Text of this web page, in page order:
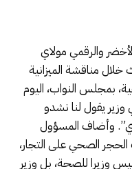
والرقمي مولاي
مناقشة الميزانية
بمجلس النواب، اليوم
يقول لنا نشدو
وأضاف المسؤول
الصحي على التجار،
وزيرا للصحة، بل وزير